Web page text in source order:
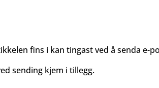
fins i kan tingast ved å senda e-
sending kjem i tillegg.